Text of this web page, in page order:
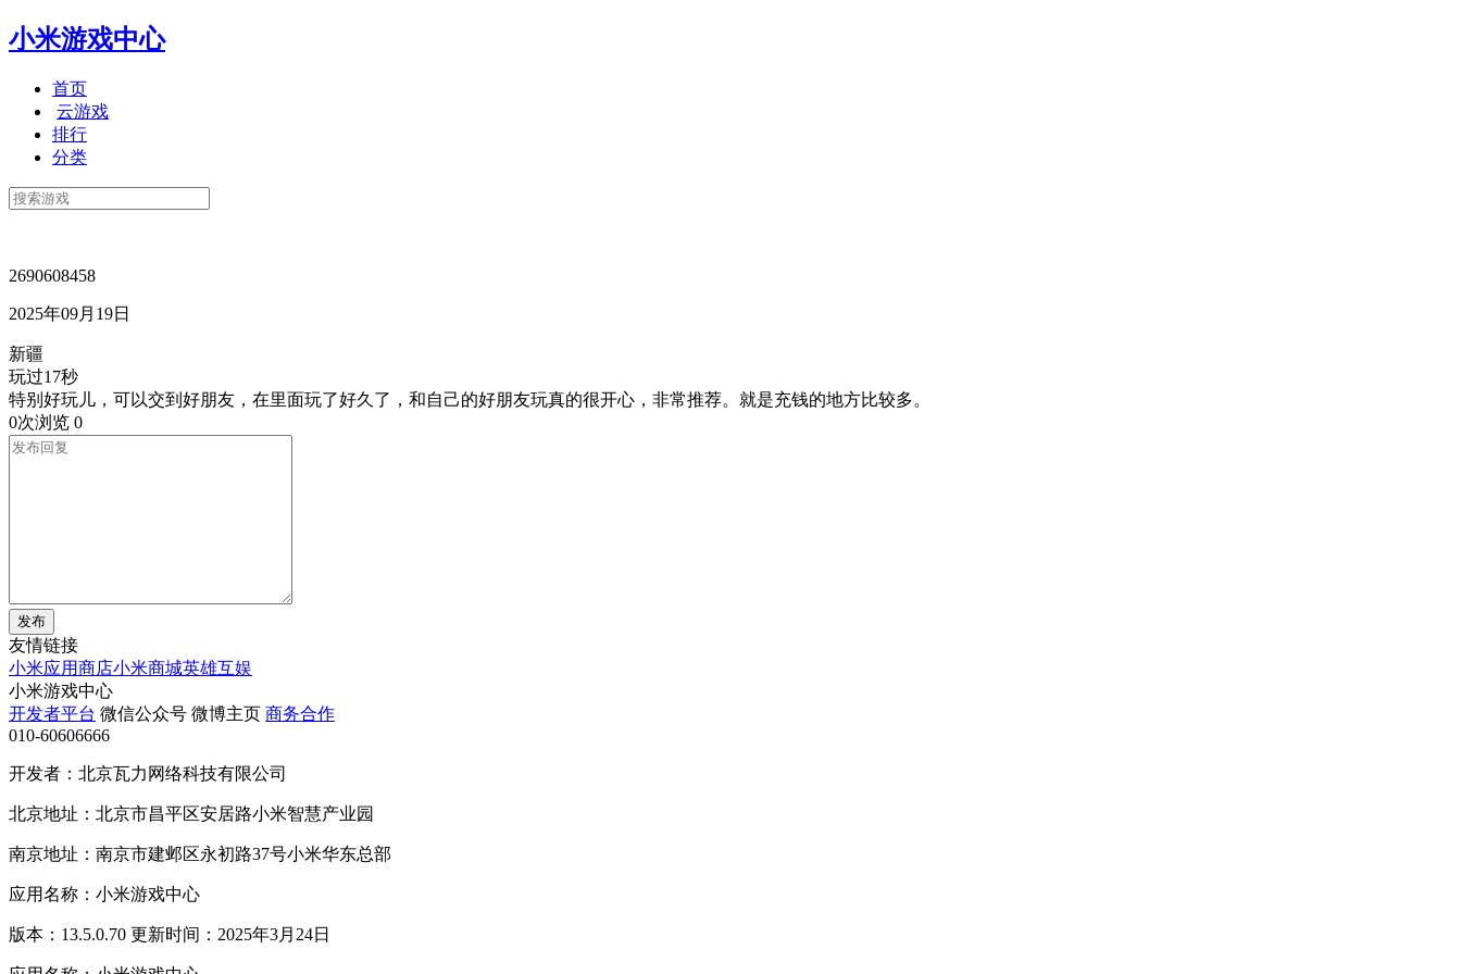
小米游戏中心
首页
云游戏
排行
分类
2690608458
2025年09月19日
新疆
玩过17秒
特别好玩儿，可以交到好朋友，在里面玩了好久了，和自己的好朋友玩真的很开心，非常推荐。就是充钱的地方比较多。
0次浏览 0
发布
友情链接
小米应用商店小米商城英雄互娱
小米游戏中心
开发者平台 微信公众号 微博主页 商务合作
010-60606666
开发者：北京瓦力网络科技有限公司
北京地址：北京市昌平区安居路小米智慧产业园
南京地址：南京市建邺区永初路37号小米华东总部
应用名称：小米游戏中心
版本：13.5.0.70 更新时间：2025年3月24日